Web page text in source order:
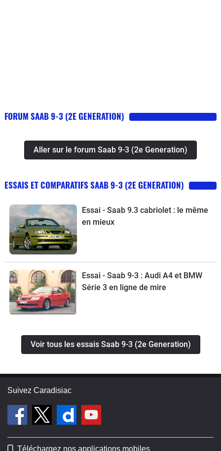
FORUM SAAB 9-3 (2E GENERATION)
Aller sur le forum Saab 9-3 (2e Generation)
ESSAIS ET COMPARATIFS SAAB 9-3 (2E GENERATION)
Essai - Saab 9.3 cabriolet : le même
en mieux
Essai - Saab 9-3 : Audi A4 et BMW
Série 3 en ligne de mire
Voir tous les essais Saab 9-3 (2e Generation)
Suivez Caradisiac
Téléchargez nos applications mobiles